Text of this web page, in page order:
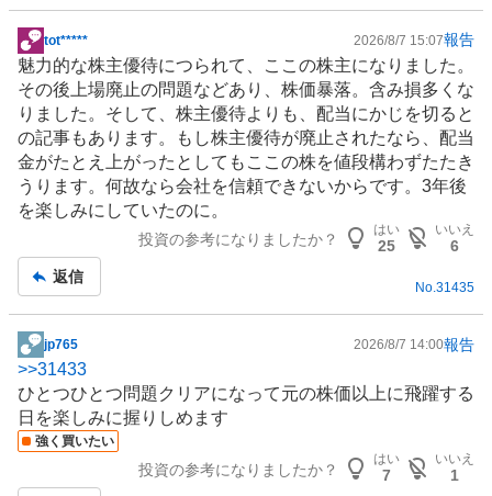
掲
示
板
記
事
tot***** 2026/8/7 15:07報告
魅力的な株主優待につられて、ここの株主になりました。
その後上場廃止の問題などあり、株価暴落。含み損多くな
りました。そして、株主優待よりも、配当にかじを切ると
の記事もあります。もし株主優待が廃止されたなら、配当
金がたとえ上がったとしてもここの株を値段構わずたたき
うります。何故なら会社を信頼できないからです。3年後
を楽しみにしていたのに。
投資の参考になりましたか？
はい
25
いいえ
6
返信
No.31435
掲
示
板
記
事
jp765 2026/8/7 14:00報告
>>31433
ひとつひとつ問題クリアになって元の株価以上に飛躍する
日を楽しみに握りしめます
強く買いたい
投資の参考になりましたか？
はい
7
いいえ
1